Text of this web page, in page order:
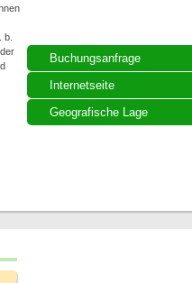
Buchungsanfrage
Internetseite
Geografische Lage
b.